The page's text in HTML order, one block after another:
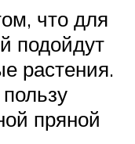
что для
подойдут
растения.
пряной